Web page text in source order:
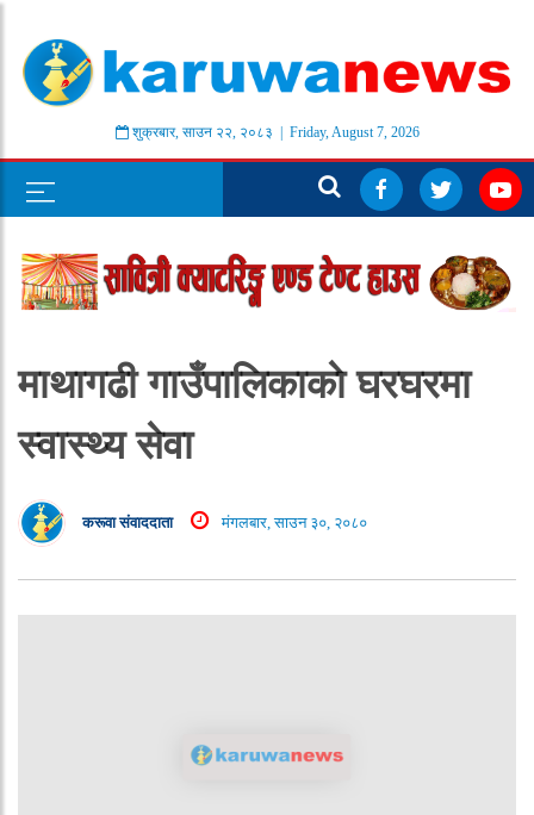
शुक्रबार, साउन २२, २०८३ | Friday, August 7, 2026
माथागढी गाउँपालिकाकाे घरघरमा
स्वास्थ्य सेवा
करूवा संवाददाता मंगलबार, साउन ३०, २०८०